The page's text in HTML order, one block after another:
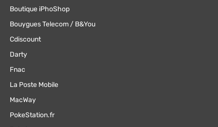
Boutique iPhoShop
Bouygues Telecom / B&You
Cdiscount
Darty
Fnac
La Poste Mobile
MacWay
PokeStation.fr